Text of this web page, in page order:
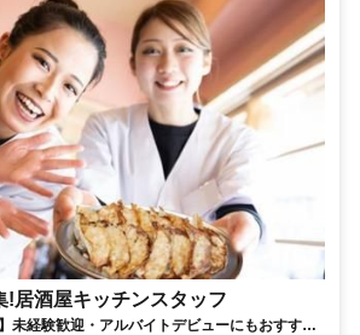
!居酒屋キッチンスタッフ
未経験歓迎・アルバイトデビューにもおすす